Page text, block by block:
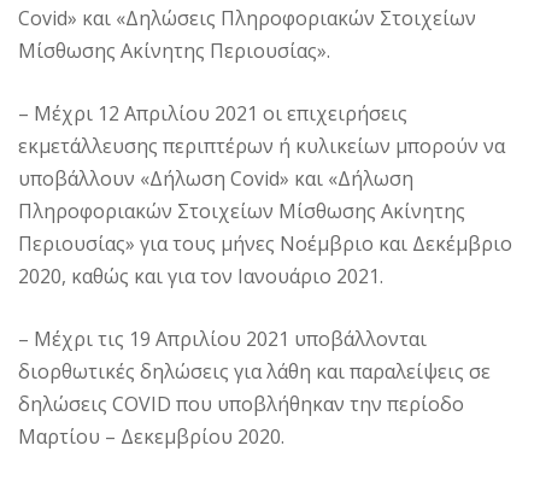
Covid» και «Δηλώσεις Πληροφοριακών Στοιχείων
Μίσθωσης Ακίνητης Περιουσίας».
– Μέχρι 12 Απριλίου 2021 οι επιχειρήσεις
εκμετάλλευσης περιπτέρων ή κυλικείων μπορούν να
υποβάλλουν «Δήλωση Covid» και «Δήλωση
Πληροφοριακών Στοιχείων Μίσθωσης Ακίνητης
Περιουσίας» για τους μήνες Νοέμβριο και Δεκέμβριο
2020, καθώς και για τον Ιανουάριο 2021.
– Μέχρι τις 19 Απριλίου 2021 υποβάλλονται
διορθωτικές δηλώσεις για λάθη και παραλείψεις σε
δηλώσεις COVID που υποβλήθηκαν την περίοδο
Μαρτίου – Δεκεμβρίου 2020.